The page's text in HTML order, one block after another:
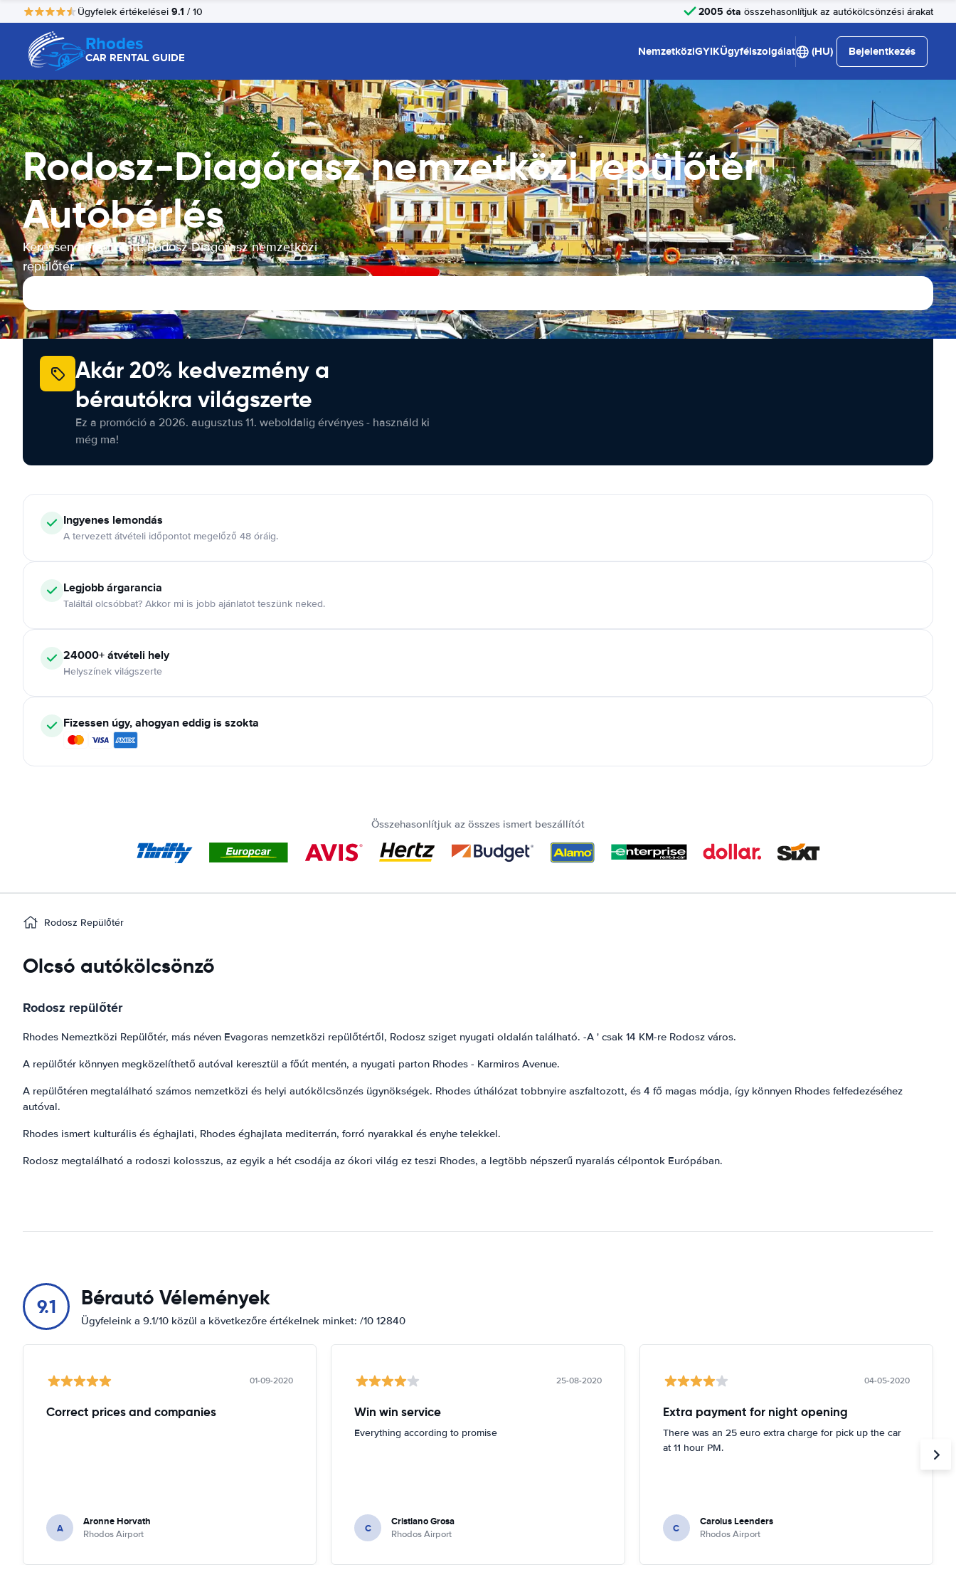
Ügyfelek értékelései 9.1 / 10 2005 óta összehasonlítjuk az autókölcsönzési árakat
Rhodes
CAR RENTAL GUIDE NemzetköziGYIKÜgyfélszolgálat (HU) Bejelentkezés
Rodosz-Diagórasz nemzetközi repülőtér
Autóbérlés
Keressen bérautót itt: Rodosz-Diagórasz nemzetközi
repülőtér
Akár 20% kedvezmény a
bérautókra világszerte
Ez a promóció a 2026. augusztus 11. weboldalig érvényes - használd ki
még ma!
Ingyenes lemondás
A tervezett átvételi időpontot megelőző 48 óráig.
Legjobb árgarancia
Találtál olcsóbbat? Akkor mi is jobb ajánlatot teszünk neked.
24000+ átvételi hely
Helyszínek világszerte
Fizessen úgy, ahogyan eddig is szokta
Összehasonlítjuk az összes ismert beszállítót
Rodosz Repülőtér
Olcsó autókölcsönző
Rodosz repülőtér
Rhodes Nemeztközi Repülőtér, más néven Evagoras nemzetközi repülőtértől, Rodosz sziget nyugati oldalán található. -A ' csak 14 KM-re Rodosz város.
A repülőtér könnyen megközelíthető autóval keresztül a főút mentén, a nyugati parton Rhodes - Karmiros Avenue.
A repülőtéren megtalálható számos nemzetközi és helyi autókölcsönzés ügynökségek. Rhodes úthálózat tobbnyire aszfaltozott, és 4 fő magas módja, így könnyen Rhodes felfedezéséhez
autóval.
Rhodes ismert kulturális és éghajlati, Rhodes éghajlata mediterrán, forró nyarakkal és enyhe telekkel.
Rodosz megtalálható a rodoszi kolosszus, az egyik a hét csodája az ókori világ ez teszi Rhodes, a legtöbb népszerű nyaralás célpontok Európában.
9.1 Bérautó Vélemények
Ügyfeleink a 9.1/10 közül a következőre értékelnek minket: /10 12840
01-09-2020
Correct prices and companies
A Aronne Horvath
Rhodos Airport
25-08-2020
Win win service
Everything according to promise
C Cristiano Grosa
Rhodos Airport
04-05-2020
Extra payment for night opening
There was an 25 euro extra charge for pick up the car
at 11 hour PM.
C Carolus Leenders
Rhodos Airport